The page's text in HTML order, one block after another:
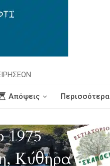
Απόψεις Περισσότερα